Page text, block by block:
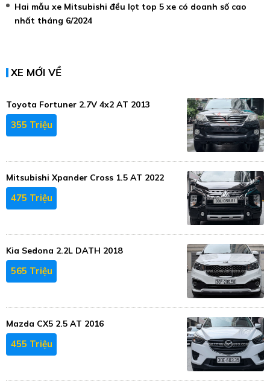
Hai mẫu xe Mitsubishi đều lọt top 5 xe có doanh số cao
nhất tháng 6/2024
XE MỚI VỀ
Toyota Fortuner 2.7V 4x2 AT 2013
355 Triệu
Mitsubishi Xpander Cross 1.5 AT 2022
475 Triệu
Kia Sedona 2.2L DATH 2018
565 Triệu
Mazda CX5 2.5 AT 2016
455 Triệu